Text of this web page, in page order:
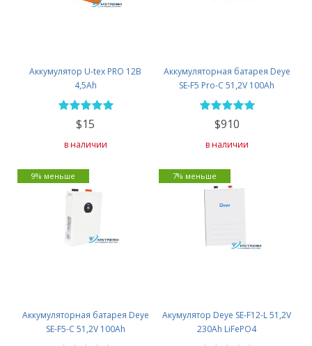
Аккумулятор U-tex PRO 12В
4,5Ah
$15
в наличии
Аккумуляторная батарея Deye
SE-F5 Pro-С 51,2V 100Ah
$910
в наличии
Аккумуляторная батарея Deye
SE-F5-C 51,2V 100Ah
9% меньше
Акумулятор Deye SE-F12-L 51,2V
230Ah LiFePO4
7% меньше